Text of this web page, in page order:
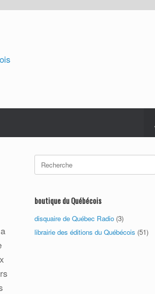
Search
for:
boutique du Québécois
disquaire de Québec Radio (3)
librairie des éditions du Québécois (51)